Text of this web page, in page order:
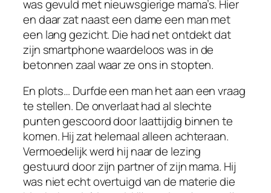
was gevuld met nieuwsgierige mama’s. Hier
en daar zat naast een dame een man met
een lang gezicht. Die had net ontdekt dat
zijn smartphone waardeloos was in de
betonnen zaal waar ze ons in stopten.
En plots… Durfde een man het aan een vraag
te stellen. De onverlaat had al slechte
punten gescoord door laattijdig binnen te
komen. Hij zat helemaal alleen achteraan.
Vermoedelijk werd hij naar de lezing
gestuurd door zijn partner of zijn mama. Hij
was niet echt overtuigd van de materie die